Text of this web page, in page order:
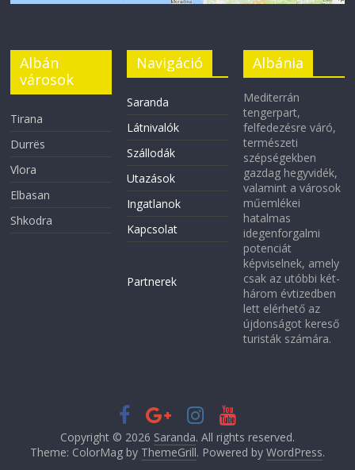
Albán
városok
Tirana
Durrës
Vlora
Elbasan
Shkodra
Navigáció
Saranda
Látnivalók
Szállodák
Utazások
Ingatlanok
Kapcsolat
Partnerek
Albánia
Mediterrán
tengerpart,
felfedezésre váró,
természeti
szépségekben
gazdag hegyvidék,
valamint a városok
műemlékei
hatalmas
idegenforgalmi
potenciát
képviselnek, amely
csak az utóbbi két-
három évtizedben
lett elérhető az
újdonságot kereső
turisták számára.
Copyright © 2026 Saranda. All rights reserved.
Theme: ColorMag by ThemeGrill. Powered by WordPress.